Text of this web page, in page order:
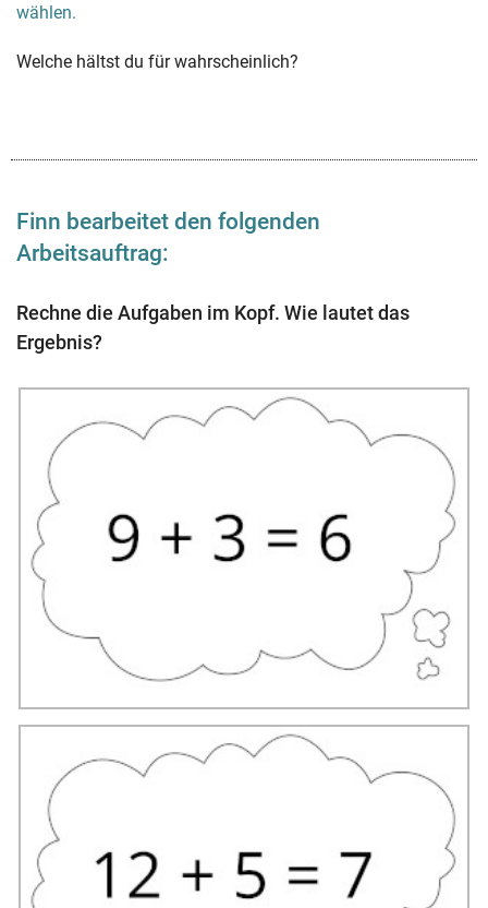
wählen.
Welche hältst du für wahrscheinlich?
Finn bearbeitet den folgenden
Arbeitsauftrag:
Rechne die Aufgaben im Kopf. Wie lautet das
Ergebnis?